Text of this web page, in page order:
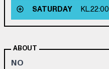
SATURDAY
KL.22:00
ABOUT
NO